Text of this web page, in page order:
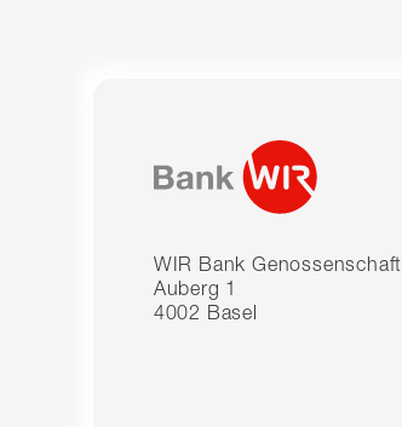
WIR Bank Genossenschaft
Auberg 1
4002 Basel